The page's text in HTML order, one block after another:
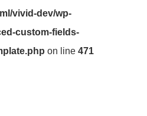
vivid-dev/wp-
custom-fields-
on line471